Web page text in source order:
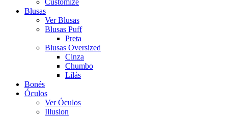
Customize
Blusas
Ver Blusas
Blusas Puff
Preta
Blusas Oversized
Cinza
Chumbo
Lilás
Bonés
Óculos
Ver Óculos
Illusion